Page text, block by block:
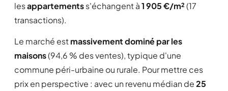
lesappartementss'échangent à1 905 €/m²(17
transactions).
Le marché estmassivement dominé par les
maisons(94,6 % des ventes), typique d'une
commune péri-urbaine ou rurale. Pour mettre ces
prix en perspective : avec un revenu médian de25